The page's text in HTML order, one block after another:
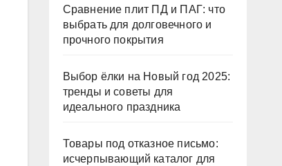
Сравнение плит ПД и ПАГ: что
выбрать для долговечного и
прочного покрытия
Выбор ёлки на Новый год 2025:
тренды и советы для
идеального праздника
Товары под отказное письмо:
исчерпывающий каталог для